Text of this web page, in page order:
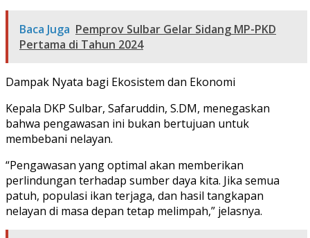
Baca Juga Pemprov Sulbar Gelar Sidang MP-PKD
Pertama di Tahun 2024
Dampak Nyata bagi Ekosistem dan Ekonomi
Kepala DKP Sulbar, Safaruddin, S.DM, menegaskan
bahwa pengawasan ini bukan bertujuan untuk
membebani nelayan.
“Pengawasan yang optimal akan memberikan
perlindungan terhadap sumber daya kita. Jika semua
patuh, populasi ikan terjaga, dan hasil tangkapan
nelayan di masa depan tetap melimpah,” jelasnya.